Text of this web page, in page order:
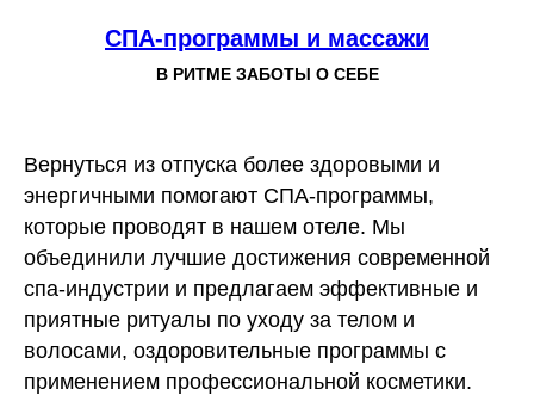
СПА-программы и массажи
В РИТМЕ ЗАБОТЫ О СЕБЕ
Вернуться из отпуска более здоровыми и
энергичными помогают СПА-программы,
которые проводят в нашем отеле. Мы
объединили лучшие достижения современной
спа-индустрии и предлагаем эффективные и
приятные ритуалы по уходу за телом и
волосами, оздоровительные программы с
применением профессиональной косметики.